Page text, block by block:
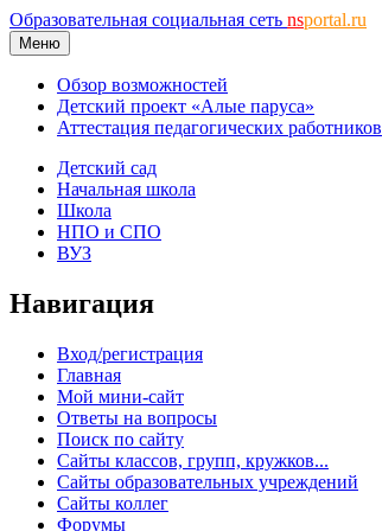
Образовательная социальная сеть nsportal.ru
Меню
Обзор возможностей
Детский проект «Алые паруса»
Аттестация педагогических работников
Детский сад
Начальная школа
Школа
НПО и СПО
ВУЗ
Навигация
Вход/регистрация
Главная
Мой мини-сайт
Ответы на вопросы
Поиск по сайту
Сайты классов, групп, кружков...
Сайты образовательных учреждений
Сайты коллег
Форумы